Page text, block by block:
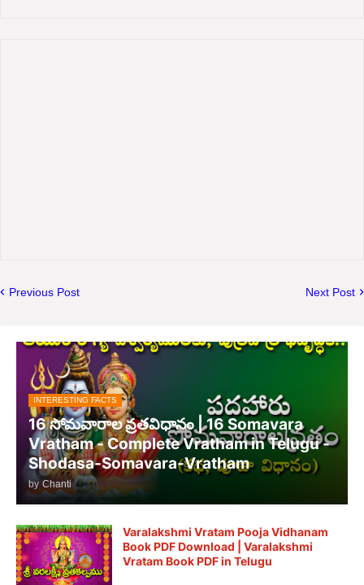
Previous Post Next Post
INTERESTING FACTS
16 సోమవారాల వ్రతవిధానం | 16 Somavara
Vratham - Complete Vratham in Telugu -
Shodasa-Somavara-Vratham
by Chanti
Varalakshmi Vratam Pooja Vidhanam
Book PDF Download | Varalakshmi
Vratam Book PDF in Telugu